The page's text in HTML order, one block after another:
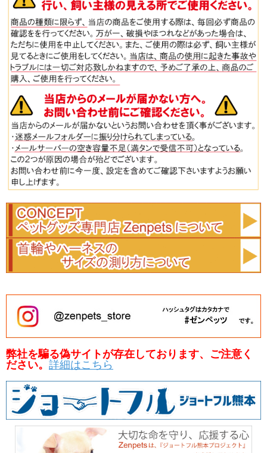
弊社を騙る偽サイトが存在しております、ご注意く
ださい。 詳細はこちら